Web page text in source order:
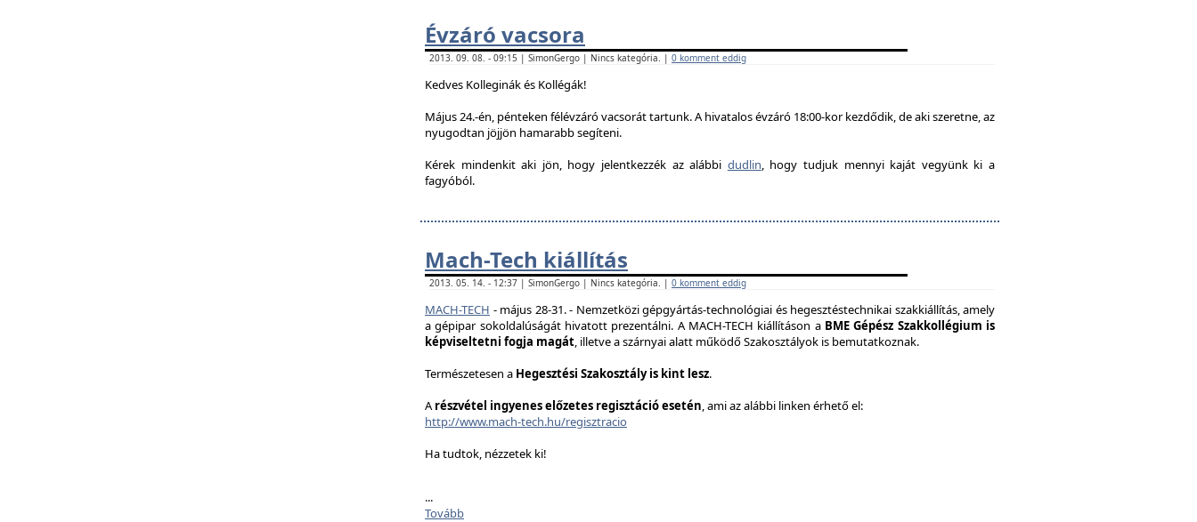
Évzáró vacsora
2013. 09. 08. - 09:15 | SimonGergo | Nincs kategória. | 0 komment eddig
Kedves Kolleginák és Kollégák!
Május 24.-én, pénteken félévzáró vacsorát tartunk. A hivatalos évzáró 18:00-kor kezdődik, de aki szeretne, az
nyugodtan jöjjön hamarabb segíteni.
Kérek mindenkit aki jön, hogy jelentkezzék az alábbi dudlin, hogy tudjuk mennyi kaját vegyünk ki a
fagyóból.
Mach-Tech kiállítás
2013. 05. 14. - 12:37 | SimonGergo | Nincs kategória. | 0 komment eddig
MACH-TECH - május 28-31.- Nemzetközi gépgyártás-technológiai és hegesztéstechnikai szakkiállítás, amely
a gépipar sokoldalúságát hivatott prezentálni. A MACH-TECH kiállításon a BME Gépész Szakkollégium is
képviseltetni fogja magát, illetve a szárnyai alatt működő Szakosztályok is bemutatkoznak.
Természetesen a Hegesztési Szakosztály is kint lesz.
Arészvétel ingyenes előzetes regisztáció esetén, ami az alábbi linken érhető el:
http://www.mach-tech.hu/regisztracio
Ha tudtok, nézzetek ki!
...
Tovább